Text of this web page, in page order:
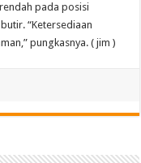
pada posisi
“Ketersediaan
pungkasnya. ( jim )